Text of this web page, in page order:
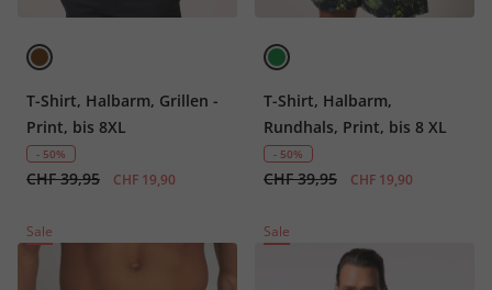
T-Shirt, Halbarm, Grillen -
Print, bis 8XL
- 50%
CHF 39,95 CHF 19,90
T-Shirt, Halbarm,
Rundhals, Print, bis 8 XL
- 50%
CHF 39,95 CHF 19,90
Sale Sale